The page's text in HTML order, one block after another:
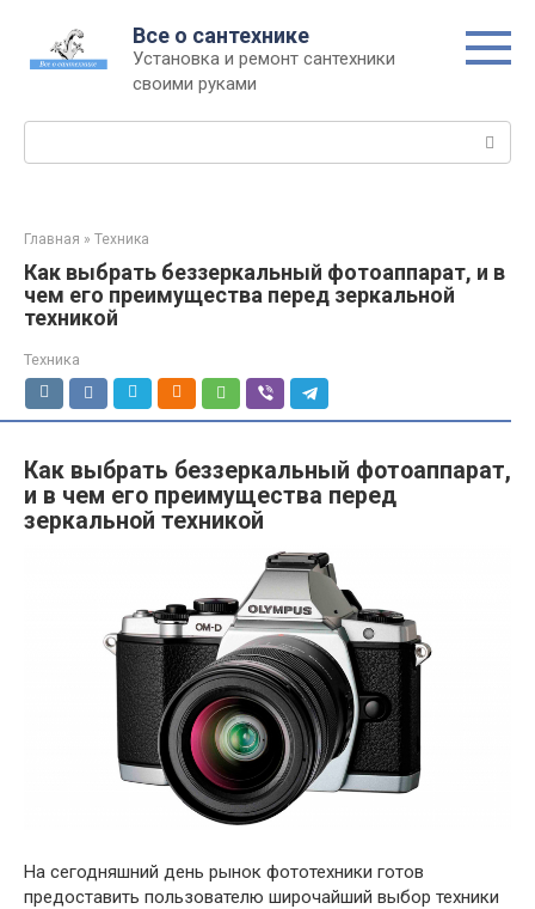
контенту
Все о сантехнике
Установка и ремонт сантехники
своими руками
Главная » Техника
Как выбрать беззеркальный фотоаппарат, и в
чем его преимущества перед зеркальной
техникой
Техника
Как выбрать беззеркальный фотоаппарат,
и в чем его преимущества перед
зеркальной техникой
На сегодняшний день рынок фототехники готов
предоставить пользователю широчайший выбор техники